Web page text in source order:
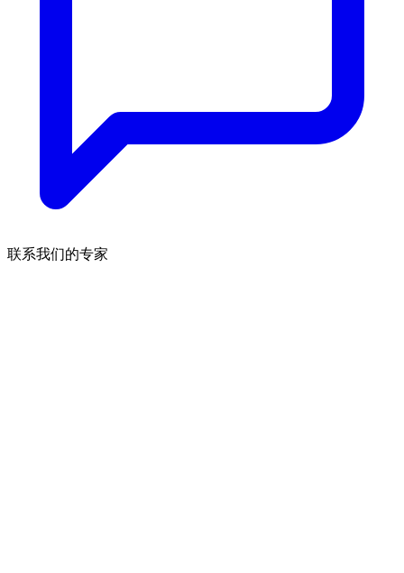
联系我们的专家